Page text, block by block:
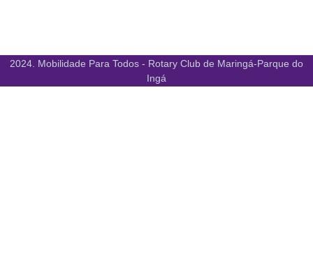
2024. Mobilidade Para Todos - Rotary Club de Maringá-Parque do
Ingá